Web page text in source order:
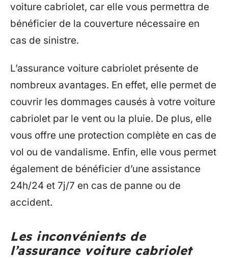
voiture cabriolet, car elle vous permettra de
bénéficier de la couverture nécessaire en
cas de sinistre.
L’assurance voiture cabriolet présente de
nombreux avantages. En effet, elle permet de
couvrir les dommages causés à votre voiture
cabriolet par le vent ou la pluie. De plus, elle
vous offre une protection complète en cas de
vol ou de vandalisme. Enfin, elle vous permet
également de bénéficier d’une assistance
24h/24 et 7j/7 en cas de panne ou de
accident.
Les inconvénients de
l’assurance voiture cabriolet